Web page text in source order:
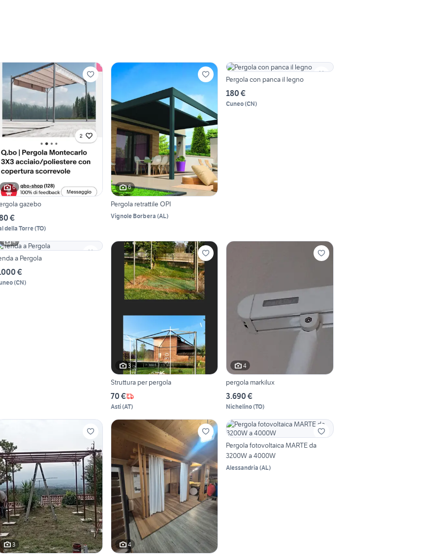
6
gazebo
€
della Torre(TO)
6
Pergola retrattile OPI
Vignole Borbera (AL)
Pergola con panca il legno
180 €
Cuneo(CN)
4
a Pergola
€
(CN)
3
Struttura per pergola
70 €
Asti(AT)
4
pergola markilux
3.690 €
Nichelino(TO)
3 4
Pergola fotovoltaica MARTE da
3200W a 4000W
Alessandria (AL)